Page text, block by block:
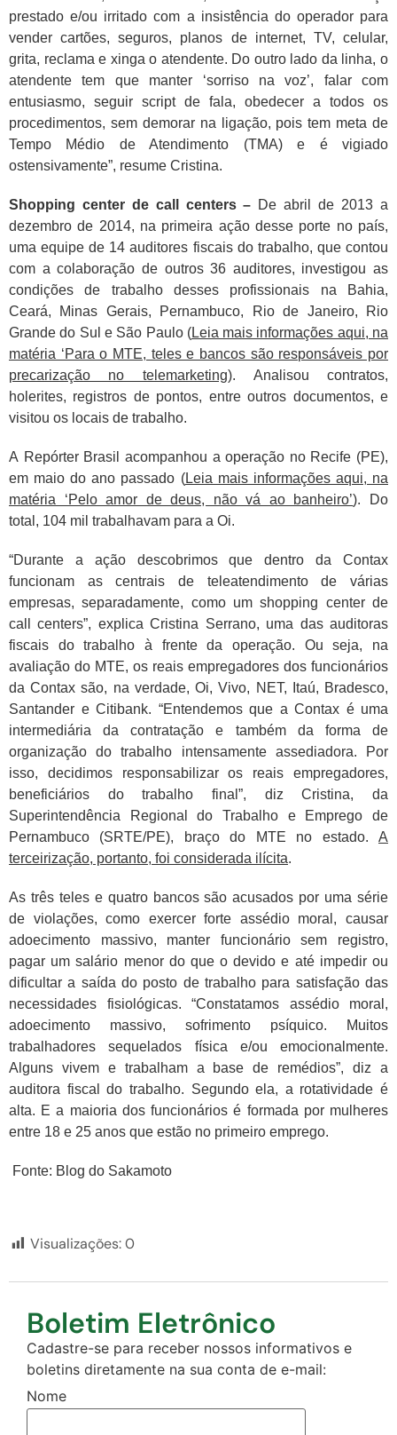
prestado e/ou irritado com a insistência do operador para
vender cartões, seguros, planos de internet, TV, celular,
grita, reclama e xinga o atendente. Do outro lado da linha, o
atendente tem que manter ‘sorriso na voz’, falar com
entusiasmo, seguir script de fala, obedecer a todos os
procedimentos, sem demorar na ligação, pois tem meta de
Tempo Médio de Atendimento (TMA) e é vigiado
ostensivamente”, resume Cristina.
Shopping center de call centers – De abril de 2013 a
dezembro de 2014, na primeira ação desse porte no país,
uma equipe de 14 auditores fiscais do trabalho, que contou
com a colaboração de outros 36 auditores, investigou as
condições de trabalho desses profissionais na Bahia,
Ceará, Minas Gerais, Pernambuco, Rio de Janeiro, Rio
Grande do Sul e São Paulo (Leia mais informações aqui, na
matéria ‘Para o MTE, teles e bancos são responsáveis por
precarização no telemarketing). Analisou contratos,
holerites, registros de pontos, entre outros documentos, e
visitou os locais de trabalho.
A Repórter Brasil acompanhou a operação no Recife (PE),
em maio do ano passado (Leia mais informações aqui, na
matéria ‘Pelo amor de deus, não vá ao banheiro’). Do
total, 104 mil trabalhavam para a Oi.
“Durante a ação descobrimos que dentro da Contax
funcionam as centrais de teleatendimento de várias
empresas, separadamente, como um shopping center de
call centers”, explica Cristina Serrano, uma das auditoras
fiscais do trabalho à frente da operação. Ou seja, na
avaliação do MTE, os reais empregadores dos funcionários
da Contax são, na verdade, Oi, Vivo, NET, Itaú, Bradesco,
Santander e Citibank. “Entendemos que a Contax é uma
intermediária da contratação e também da forma de
organização do trabalho intensamente assediadora. Por
isso, decidimos responsabilizar os reais empregadores,
beneficiários do trabalho final”, diz Cristina, da
Superintendência Regional do Trabalho e Emprego de
Pernambuco (SRTE/PE), braço do MTE no estado. A
terceirização, portanto, foi considerada ilícita.
As três teles e quatro bancos são acusados por uma série
de violações, como exercer forte assédio moral, causar
adoecimento massivo, manter funcionário sem registro,
pagar um salário menor do que o devido e até impedir ou
dificultar a saída do posto de trabalho para satisfação das
necessidades fisiológicas. “Constatamos assédio moral,
adoecimento massivo, sofrimento psíquico. Muitos
trabalhadores sequelados física e/ou emocionalmente.
Alguns vivem e trabalham a base de remédios”, diz a
auditora fiscal do trabalho. Segundo ela, a rotatividade é
alta. E a maioria dos funcionários é formada por mulheres
entre 18 e 25 anos que estão no primeiro emprego.
Fonte: Blog do Sakamoto
Visualizações:0
Boletim Eletrônico
Cadastre-se para receber nossos informativos e
boletins diretamente na sua conta de e-mail:
Nome